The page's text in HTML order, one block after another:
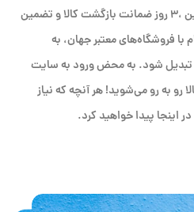
پایبندی به سه اصل، پرداخت انلاین ،۳ روز ضمانت بازگشت کالا و تضمین
فروشگاه‌های معتبر جهان، به
تبدیل شود. به محض ورود به سایت
رو به رو می‌شوید! هر آنچه که نیاز
اینجا پیدا خواهید کرد.